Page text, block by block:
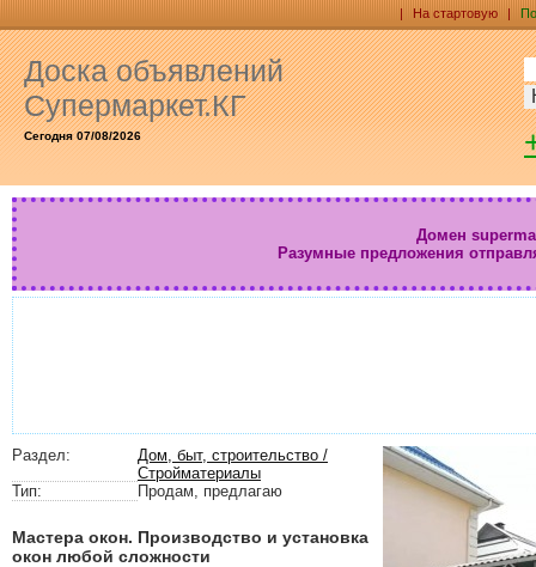
| На стартовую |
Доска объявлений
Супермаркет.КГ
Сегодня 07/08/2026
Домен
Разумные предложения
Раздел:
Дом, быт, строительство /
Стройматериалы
Тип:
Продам, предлагаю
Мастера окон. Производство и установка
окон любой сложности